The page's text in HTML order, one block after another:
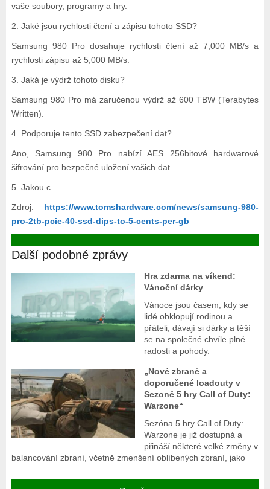
vaše soubory, programy a hry.
2. Jaké jsou rychlosti čtení a zápisu tohoto SSD?
Samsung 980 Pro dosahuje rychlosti čtení až 7,000 MB/s a
rychlosti zápisu až 5,000 MB/s.
3. Jaká je výdrž tohoto disku?
Samsung 980 Pro má zaručenou výdrž až 600 TBW (Terabytes
Written).
4. Podporuje tento SSD zabezpečení dat?
Ano, Samsung 980 Pro nabízí AES 256bitové hardwarové
šifrování pro bezpečné uložení vašich dat.
5. Jakou c
Zdroj: https://www.tomshardware.com/news/samsung-980-
pro-2tb-pcie-40-ssd-dips-to-5-cents-per-gb
Další podobné zprávy
Hra zdarma na víkend:
Vánoční dárky
Vánoce jsou časem, kdy se
lidé obklopují rodinou a
přáteli, dávají si dárky a těší
se na společné chvíle plné
radosti a pohody.
„Nové zbraně a
doporučené loadouty v
Sezoně 5 hry Call of Duty:
Warzone“
Sezóna 5 hry Call of Duty:
Warzone je již dostupná a
přináší některé velké změny v
balancování zbraní, včetně zmenšení oblíbených zbraní, jako